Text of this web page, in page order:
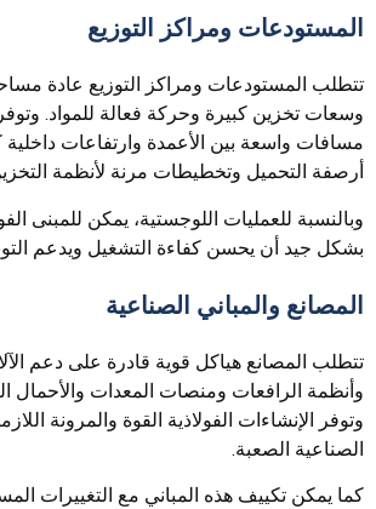
المستودعات ومراكز التوزيع
تتطلب المستودعات ومراكز التوزيع عادة
وسعات تخزين كبيرة وحركة فعالة للمواد. وتوفر
مسافات واسعة بين الأعمدة وارتفاعات داخلية
أرصفة التحميل وتخطيطات مرنة لأنظمة
وبالنسبة للعمليات اللوجستية، يمكن للمبنى
بشكل جيد أن يحسن كفاءة التشغيل ويدعم
المصانع والمباني الصناعية
تتطلب المصانع هياكل قوية قادرة على دعم
وأنظمة الرافعات ومنصات المعدات والأحمال
وتوفر الإنشاءات الفولاذية القوة والمرونة
الصناعية الصعبة.
كما يمكن تكييف هذه المباني مع التغييرات